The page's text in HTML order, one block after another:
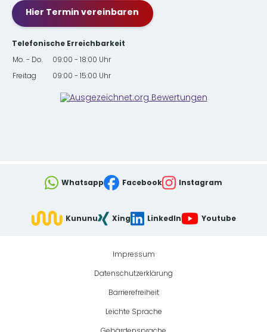
Hier Termin vereinbaren
Telefonische Erreichbarkeit
Mo. - Do.
09:00 - 18:00 Uhr
Freitag
09:00 - 15:00 Uhr
Whatsapp Facebook Instagram
Kununu Xing LinkedIn Youtube
Impressum
Datenschutzerklärung
Barrierefreiheit
Leichte Sprache